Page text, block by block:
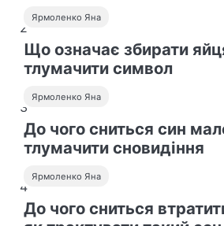
Ярмоленко Яна
2
Що означає збирати
тлумачити символ
Ярмоленко Яна
3
До чого сниться син
тлумачити сновидіння
Ярмоленко Яна
4
До чого сниться